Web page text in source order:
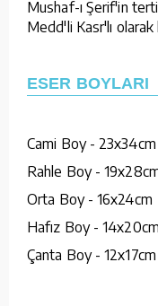
Mushaf-ı Şerif'in
Medd'li Kasr'lı olarak
ESER BOYLARI
Cami Boy - 23x34cm
Rahle Boy -
Orta Boy - 16x24cm
Hafız Boy - 14x20cm
Çanta Boy - 12x17cm